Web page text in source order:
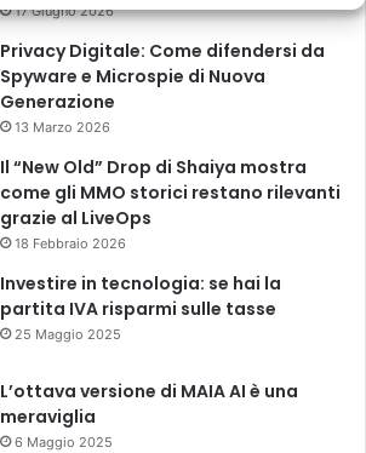
17 Giugno 2026
Privacy Digitale: Come difendersi da
Spyware e Microspie di Nuova
Generazione
13 Marzo 2026
Il “New Old” Drop di Shaiya mostra
come gli MMO storici restano rilevanti
grazie al LiveOps
18 Febbraio 2026
Investire in tecnologia: se hai la
partita IVA risparmi sulle tasse
25 Maggio 2025
L’ottava versione di MAIA AI è una
meraviglia
6 Maggio 2025